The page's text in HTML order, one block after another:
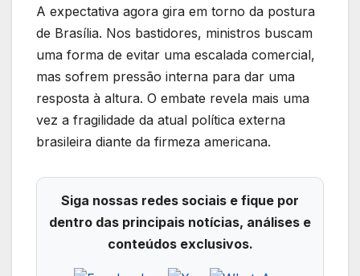
A expectativa agora gira em torno da postura
de Brasília. Nos bastidores, ministros buscam
uma forma de evitar uma escalada comercial,
mas sofrem pressão interna para dar uma
resposta à altura. O embate revela mais uma
vez a fragilidade da atual política externa
brasileira diante da firmeza americana.
Siga nossas redes sociais e fique por
dentro das principais notícias, análises e
conteúdos exclusivos.